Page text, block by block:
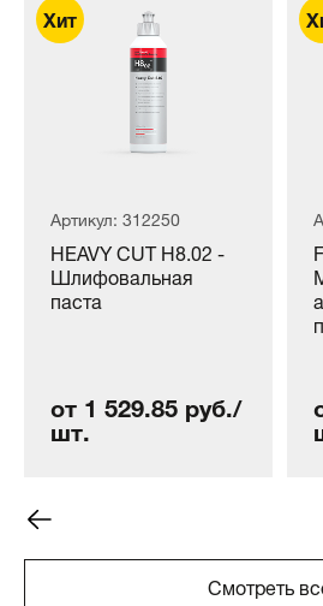
Артикул: 312250
HEAVY CUT H8.02 -
Шлифовальная
паста
от 1 529.85 руб./
шт.
Смотреть